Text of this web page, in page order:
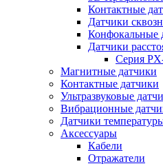
Контактные
Датчики
Конфокальные
Датчики
Серия
Магнитные датчики
Контактные датчики
Ультразвуковые
Вибрационные
Датчики
Аксессуары
Кабели
Отражатели